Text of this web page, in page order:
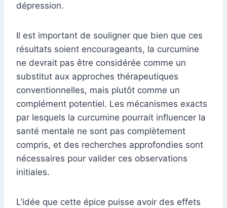
dépression.
Il est important de souligner que bien que ces
résultats soient encourageants, la curcumine
ne devrait pas être considérée comme un
substitut aux approches thérapeutiques
conventionnelles, mais plutôt comme un
complément potentiel. Les mécanismes exacts
par lesquels la curcumine pourrait influencer la
santé mentale ne sont pas complètement
compris, et des recherches approfondies sont
nécessaires pour valider ces observations
initiales.
L’idée que cette épice puisse avoir des effets